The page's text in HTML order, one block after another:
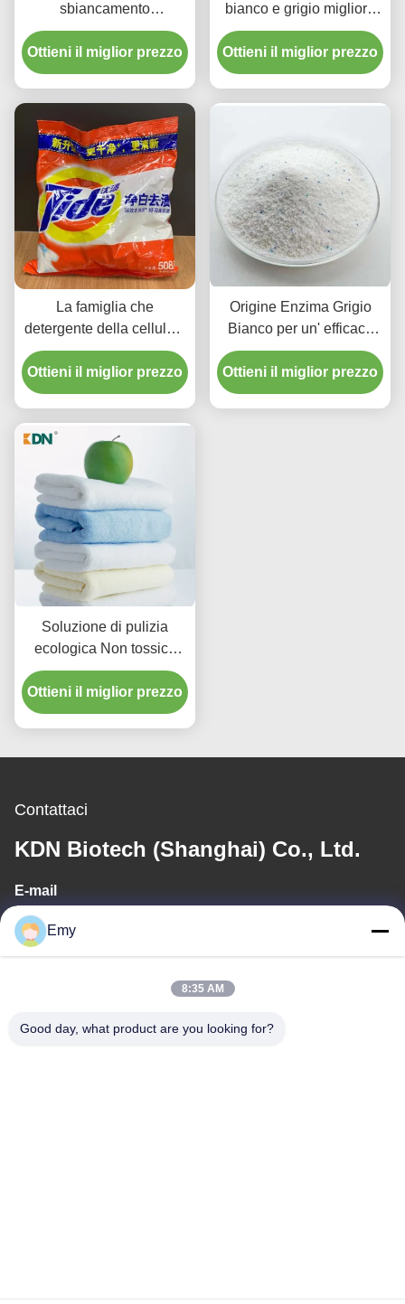
sbiancamento
dell'ossigeno: Re dei
tempi bassi? KDN
BIOTECH
Ottieni il miglior prezzo
bianco e grigio migliora
l'efficienza della
lavanderia
Ottieni il miglior prezzo
La famiglia che
detergente della cellulasi
gli enzimi spolverizzano
per sapone copre più
luminoso e più pulito
Ottieni il miglior prezzo
Origine Enzima Grigio
Bianco per un' efficace
rimozione delle macchie
Ottieni il miglior prezzo
Soluzione di pulizia
ecologica Non tossica
Enzimi domestici
Detergenti Ingredienti
Miglioramento
Ottieni il miglior prezzo
Contattaci
KDN Biotech (Shanghai) Co., Ltd.
E-mail
panxy@vlandgroup.com
Il nostro indirizzo
Emy
8:35 AM
Good day, what product are you looking for?